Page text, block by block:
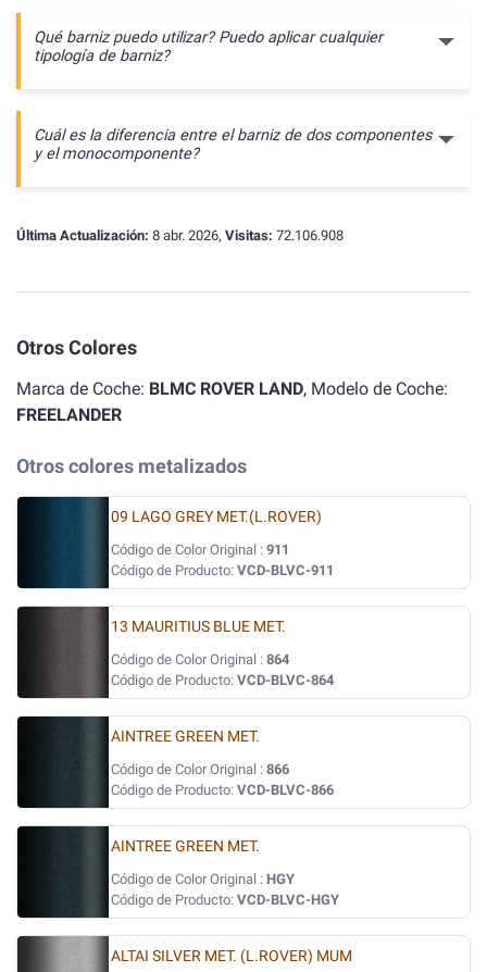
Qué barniz puedo utilizar? Puedo aplicar cualquier
tipología de barniz?
Cuál es la diferencia entre el barniz de dos componentes
y el monocomponente?
Última Actualización: 8 abr. 2026, Visitas: 72.106.908
Otros Colores
Marca de Coche: BLMC ROVER LAND, Modelo de Coche:
FREELANDER
Otros colores metalizados
09 LAGO GREY MET.(L.ROVER)
Código de Color Original : 911
Código de Producto: VCD-BLVC-911
13 MAURITIUS BLUE MET.
Código de Color Original : 864
Código de Producto: VCD-BLVC-864
AINTREE GREEN MET.
Código de Color Original : 866
Código de Producto: VCD-BLVC-866
AINTREE GREEN MET.
Código de Color Original : HGY
Código de Producto: VCD-BLVC-HGY
ALTAI SILVER MET. (L.ROVER) MUM